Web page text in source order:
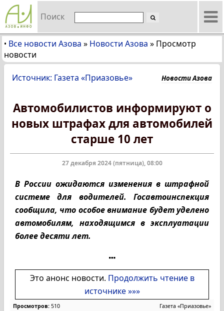
Поиск
• Все новости Азова » Новости Азова » Просмотр
новости
Источник: Газета «Приазовье» Новости Азова
Автомобилистов информируют о
новых штрафах для автомобилей
старше 10 лет
27 декабря 2024 (пятница), 08:00
В России ожидаются изменения в штрафной
системе для водителей. Госавтоинспекция
сообщила, что особое внимание будет уделено
автомобилям, находящимся в эксплуатации
более десяти лет.
Это анонс новости. Продолжить чтение в
источнике »»»
Просмотров: 510 Газета «Приазовье»